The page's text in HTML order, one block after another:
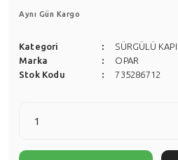
Aynı Gün Kargo
Kategori
SÜRGÜLÜ
Marka
OPAR
Stok Kodu
735286712